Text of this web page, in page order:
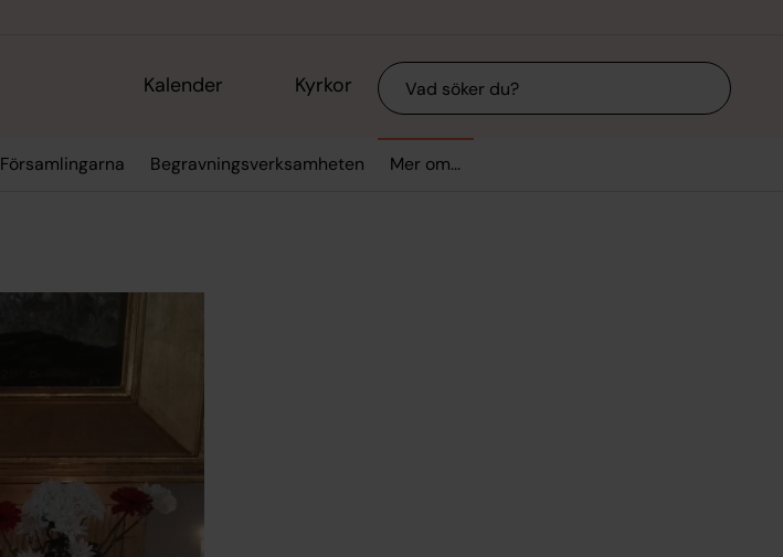
Kalender Kyrkor Sök
Församlingarna Begravningsverksamheten Mer om...